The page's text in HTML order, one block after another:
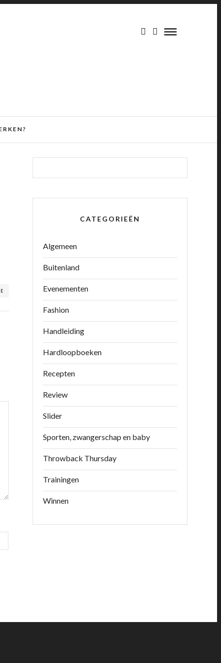
CATEGORIEËN
Algemeen
Buitenland
Evenementen
Fashion
Handleiding
Hardloopboeken
Recepten
Review
Slider
Sporten, zwangerschap en baby
Throwback Thursday
Trainingen
Winnen